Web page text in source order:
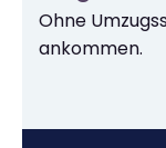
Ohne
ankommen.